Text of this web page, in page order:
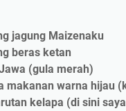
jagung Maizenaku
beras ketan
(gula merah)
makanan warna hijau
kelapa (di sini